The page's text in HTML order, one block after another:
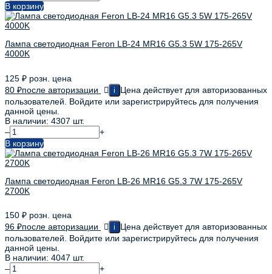
В корзину
Лампа светодиодная Feron LB-24 MR16 G5.3 5W 175-265V
4000K
125 ₽ розн. цена
80 ₽после авторизации i
Цена действует для авторизованных
пользователей. Войдите или зарегистрируйтесь для получения
данной цены.
В наличии: 4307 шт.
–
+
В корзину
Лампа светодиодная Feron LB-26 MR16 G5.3 7W 175-265V
2700K
150 ₽ розн. цена
96 ₽после авторизации i
Цена действует для авторизованных
пользователей. Войдите или зарегистрируйтесь для получения
данной цены.
В наличии: 4047 шт.
–
+